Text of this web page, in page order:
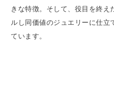
きな特徴。そして、役目を終え
ルし同価値のジュエリーに仕立
ています。